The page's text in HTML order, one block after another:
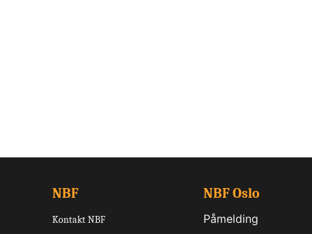
NBF
Kontakt NBF
NBF Oslo
Påmelding